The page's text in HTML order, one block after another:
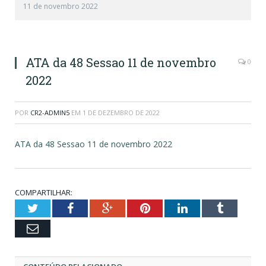
11 de novembro 2022
ATA da 48 Sessao 11 de novembro
2022
0
POR CR2-ADMIN5 EM 1 DE DEZEMBRO DE 2022
ATA da 48 Sessao 11 de novembro 2022
COMPARTILHAR:
TwitterFacebookGoogle+PinterestLinkedInTumblr
Email